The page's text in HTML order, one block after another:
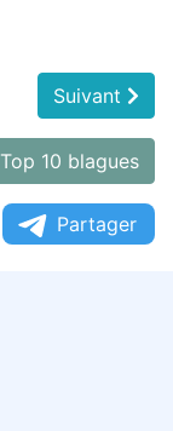
Suivant
Top 10 blagues
Partager